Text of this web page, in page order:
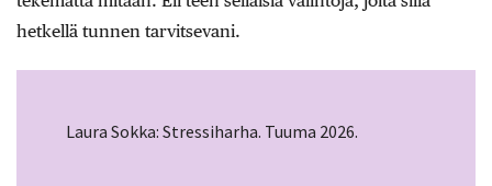
hetkellä tunnen tarvitsevani.
Laura Sokka: Stressiharha. Tuuma 2026.